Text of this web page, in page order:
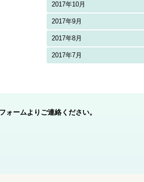
2017年10月
2017年9月
2017年8月
2017年7月
ームよりご連絡ください。